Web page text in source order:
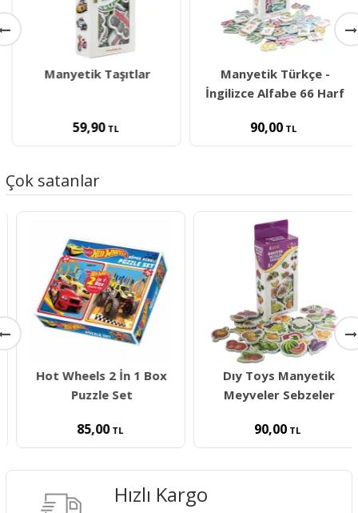
Manyetik Taşıtlar
59,90TL
Manyetik Türkçe -
İngilizce Alfabe 66 Harf
90,00TL
Çok satanlar
Hot Wheels 2 İn 1 Box
Puzzle Set
85,00TL
Dıy Toys Manyetik
Meyveler Sebzeler
90,00TL
Hızlı Kargo